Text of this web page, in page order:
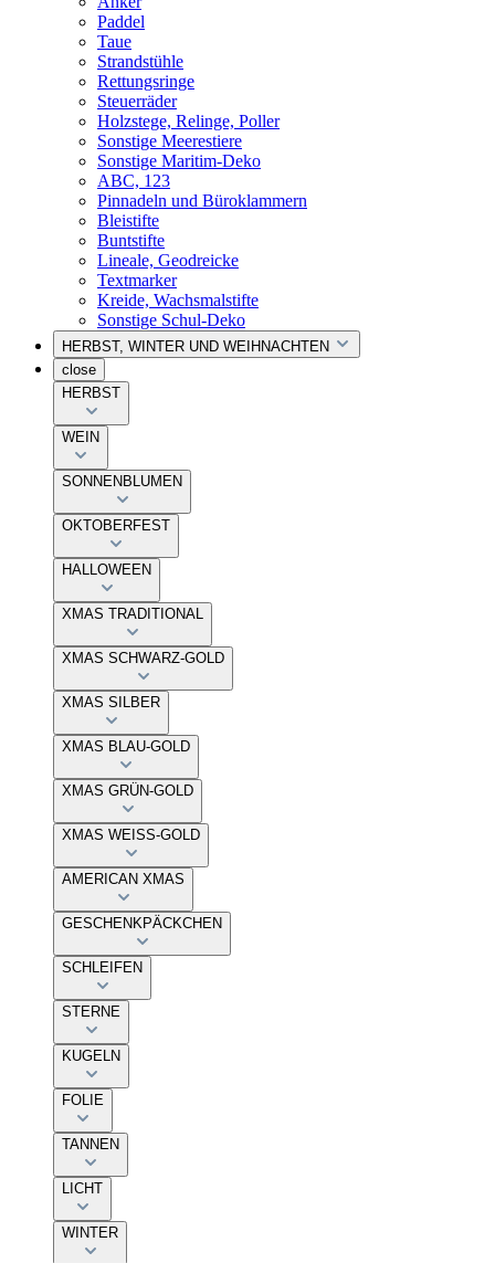
Paddel
Taue
Strandstühle
Rettungsringe
Steuerräder
Holzstege, Relinge, Poller
Sonstige Meerestiere
Sonstige Maritim-Deko
ABC, 123
Pinnadeln und Büroklammern
Bleistifte
Buntstifte
Lineale, Geodreicke
Textmarker
Kreide, Wachsmalstifte
Sonstige Schul-Deko
HERBST, WINTER UND WEIHNACHTEN
close
HERBST
WEIN
SONNENBLUMEN
OKTOBERFEST
HALLOWEEN
XMAS TRADITIONAL
XMAS SCHWARZ-GOLD
XMAS SILBER
XMAS BLAU-GOLD
XMAS GRÜN-GOLD
XMAS WEISS-GOLD
AMERICAN XMAS
GESCHENKPÄCKCHEN
SCHLEIFEN
STERNE
KUGELN
FOLIE
TANNEN
LICHT
WINTER